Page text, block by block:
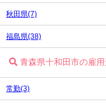
秋田県(7)
福島県(38)
青森県十和田市の雇
常勤(3)